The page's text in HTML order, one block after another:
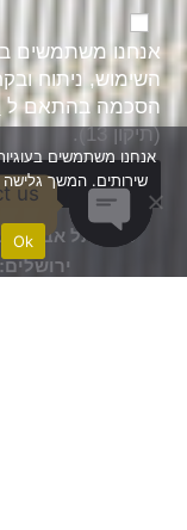
השימוש, ניתוח
הסכמה בהתאם ל
(תיקון 13).
ירושלים:
שירותים. המשך
Ok
us
chaty